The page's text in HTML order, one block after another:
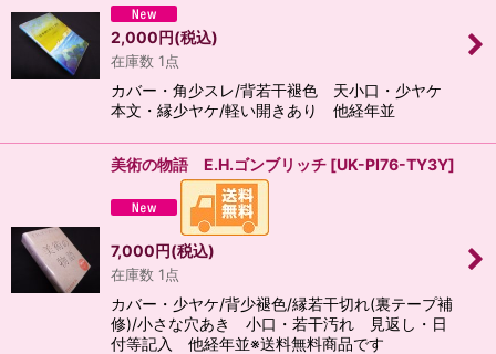
2,000円(税込)
在庫数 1点
カバー・角少スレ/背若干褪色 天小口・少ヤケ
本文・縁少ヤケ/軽い開きあり 他経年並
美術の物語 E.H.ゴンブリッチ [UK-PI76-TY3Y]
7,000円(税込)
在庫数 1点
カバー・少ヤケ/背少褪色/縁若干切れ(裏テープ補
修)/小さな穴あき 小口・若干汚れ 見返し・日
付等記入 他経年並※送料無料商品です